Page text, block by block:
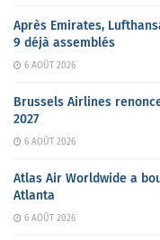
Après Emirates,
9 déjà assemblés
6 AOÛT 2026
Brussels Airlines
2027
6 AOÛT 2026
Atlas Air Worldwide a
Atlanta
6 AOÛT 2026